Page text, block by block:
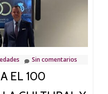
Sin comentarios
EL 100